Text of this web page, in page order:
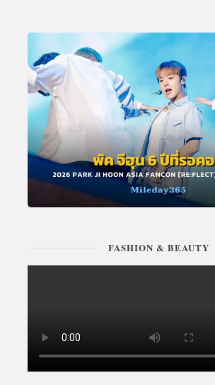
FASHION & BEAUTY